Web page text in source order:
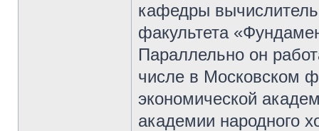
кафедры
факультета
Параллельно он
числе в Московском
экономической
академии народного